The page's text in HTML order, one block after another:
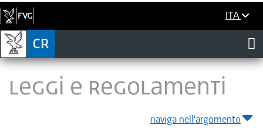
ITA
LEGGI E REGOLAMENTI
naviga nell'argomento